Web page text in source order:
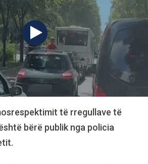
të rregullave të
bërë publik nga policia